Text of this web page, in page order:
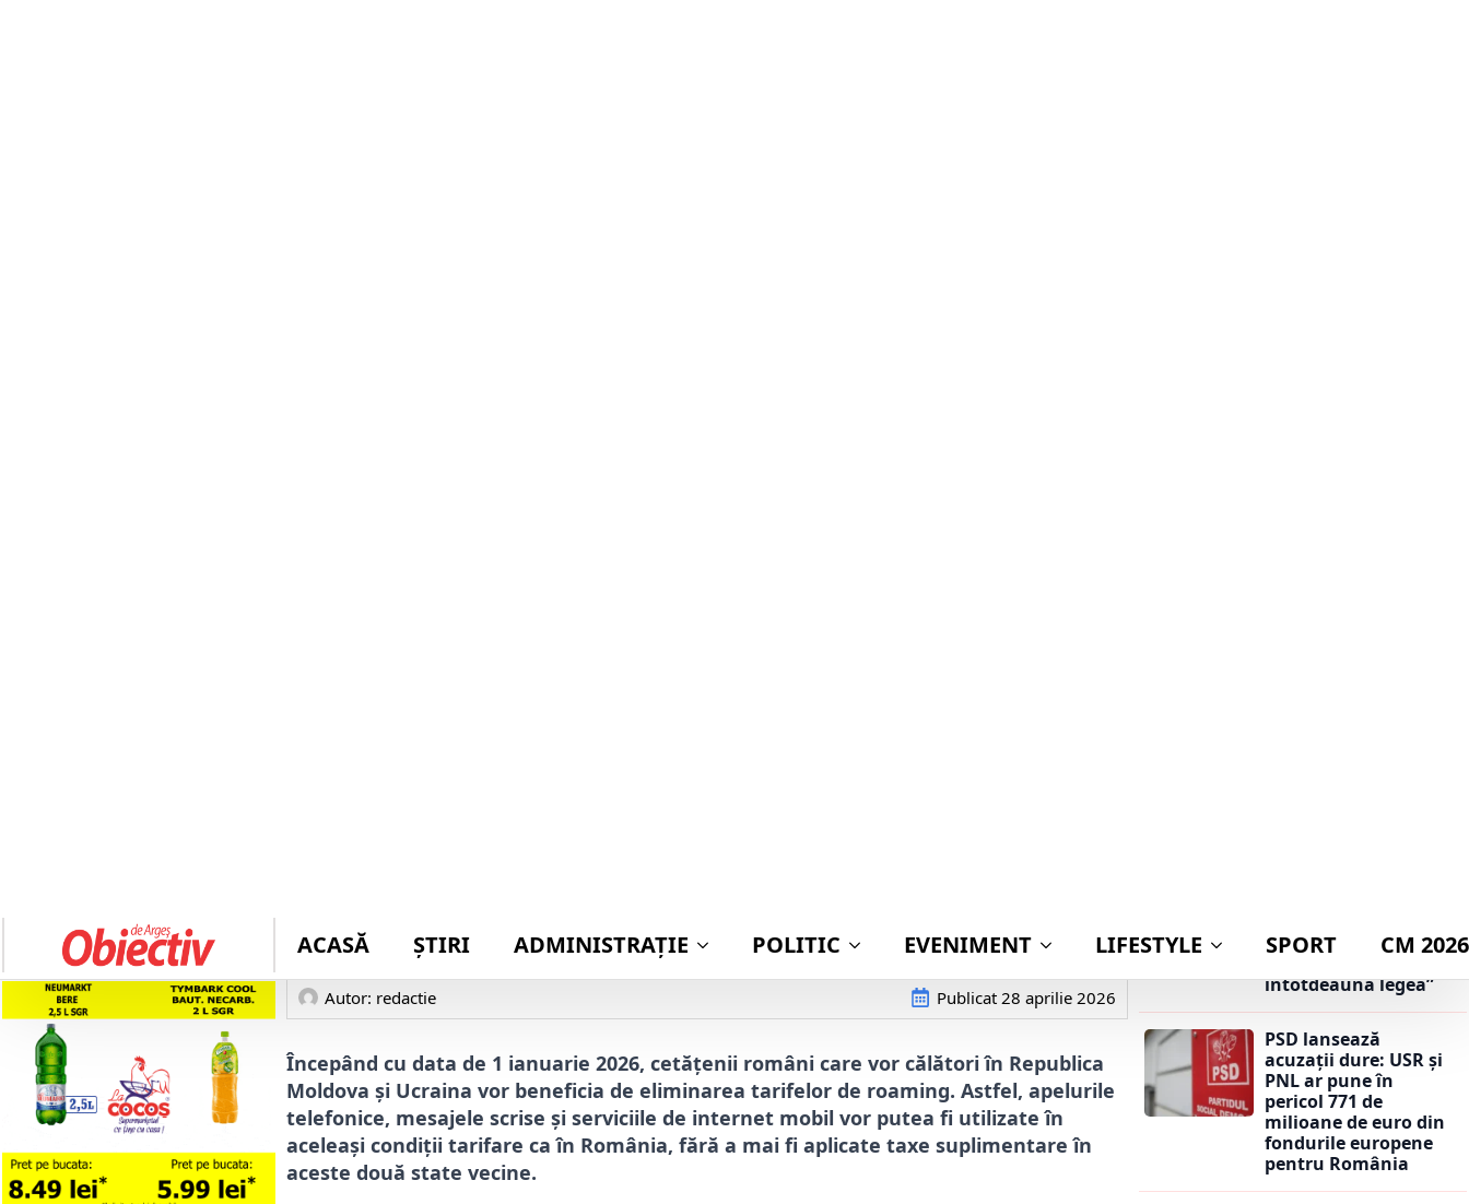
Autor: redactie Publicat 28 aprilie 2026
Începând cu data de 1 ianuarie 2026, cetățenii români care vor călători în Republica
Moldova și Ucraina vor beneficia de eliminarea tarifelor de roaming. Astfel, apelurile
telefonice, mesajele scrise și serviciile de internet mobil vor putea fi utilizate în
aceleași condiții tarifare ca în România, fără a mai fi aplicate taxe suplimentare în
aceste două state vecine.
controverse: „Am
întotdeauna legea”
PSD lansează
acuzații dure: USR și
PNL ar pune în
pericol 771 de
milioane de euro din
fondurile europene
pentru România